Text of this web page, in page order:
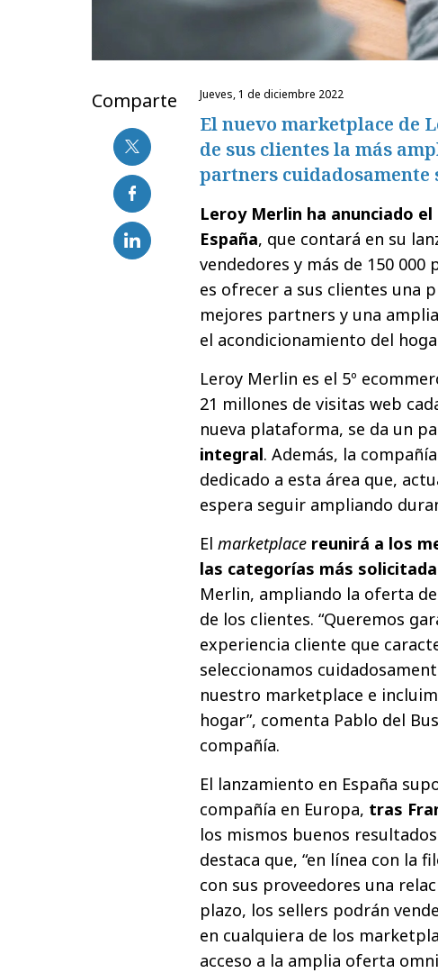
Comparte jueves, 1 de diciembre 2022
El nuevo marketplace de
de sus clientes la más
partners cuidadosamente
Leroy Merlin ha anunciado
España, que contará en su
vendedores y más de 150
es ofrecer a sus clientes una
mejores partners y una
el acondicionamiento del
Leroy Merlin es el 5º
21 millones de visitas web
nueva plataforma, se da un
integral. Además, la
dedicado a esta área que,
espera seguir ampliando
El marketplace reunirá a los
las categorías más
Merlin, ampliando la oferta
de los clientes. “Queremos
experiencia cliente que
seleccionamos
nuestro marketplace e
hogar”, comenta Pablo del
compañía.
El lanzamiento en España
compañía en Europa, tras
los mismos buenos
destaca que, “en línea con la
con sus proveedores una
plazo, los sellers podrán
en cualquiera de los
acceso a la amplia oferta